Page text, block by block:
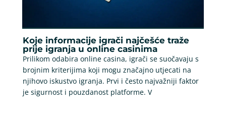
Koje informacije igrači najčešće traže
prije igranja u online casinima
Prilikom odabira online casina, igrači se suočavaju s
brojnim kriterijima koji mogu značajno utjecati na
njihovo iskustvo igranja. Prvi i često najvažniji faktor
je sigurnost i pouzdanost platforme. V